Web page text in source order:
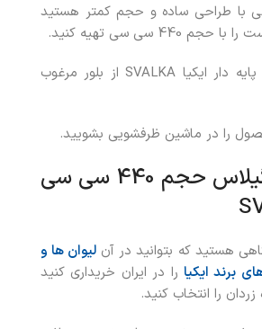
با طراحی ساده و حجم کمتر هستید
سی سی تهیه کنید.
برای تولید گیلاس پایه دار ایکیا SVALKA از بلور مرغوب
را در ماشین ظرفشویی بشویید.
خرید ست گیلاس حجم 440 سی سی
هستید که بتوانید در آن لیوان ها و
برند ایکیا را در ایران خریداری کنید
را انتخاب کنید.